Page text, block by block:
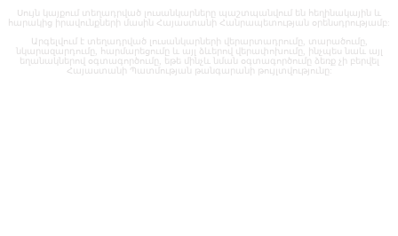
Սույն կայքում տեղադրված լուսանկարները պաշտպանվում են հեղինակային և
հարակից իրավունքների մասին Հայաստանի Հանրապետության օրենսդրությամբ:
Արգելվում է տեղադրված լուսանկարների վերարտադրումը, տարածումը,
նկարազարդումը, հարմարեցումը և այլ ձևերով վերափոխումը, ինչպես նաև այլ
եղանակներով օգտագործումը, եթե մինչև նման օգտագործումը ձեռք չի բերվել
Հայաստանի Պատմության թանգարանի թույլտվությունը: